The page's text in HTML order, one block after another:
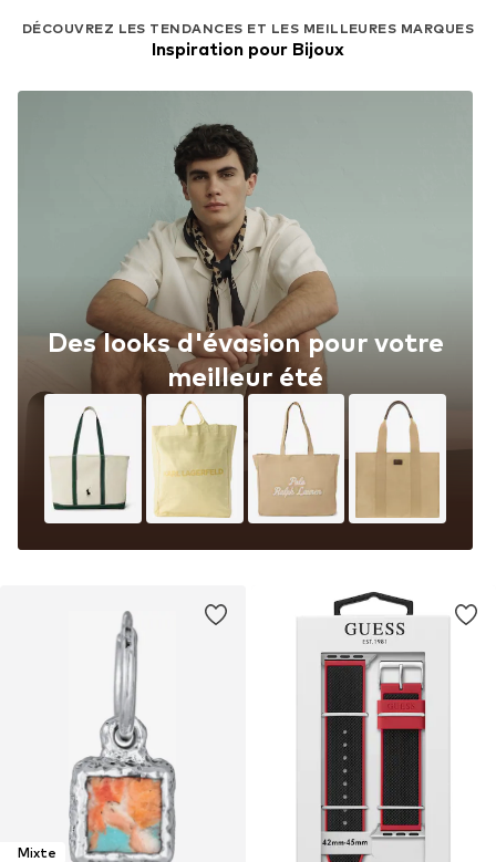
DÉCOUVREZ LES TENDANCES ET LES MEILLEURES MARQUES
Inspiration pour Bijoux
Des looks d'évasion pour votre
meilleur été
Mixte